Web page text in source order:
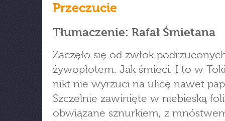
Przeczucie
Tłumaczenie: Rafał Śmietana
Zaczęło się od zwłok
żywopłotem. Jak śmieci. I to w
nikt nie wyrzuci na ulicę nawet
Szczelnie zawinięte w niebieską
obwiązane sznurkiem, z